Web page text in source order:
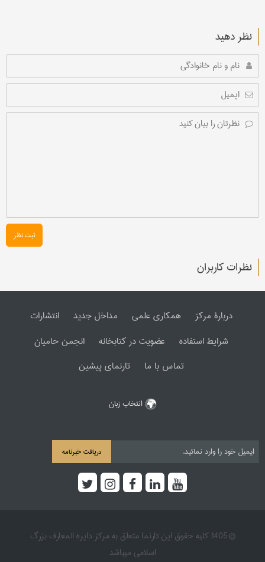
نظر دهید
ثبت نظر
نظرات کاربران
دربارۀ مرکز همکاری علمی مداخل جدید
انتشارات
شرایط استفاده
عضویت در کتابخانه
انجمن حامیان
تماس با ما
تارنمای پیشین
انتخاب زبان
دریافت خبرنامه
© 1405 کلیه حقوق این تارنما متعلق به مرکز دایره المعارف بزرگ
اسلامی میباشد